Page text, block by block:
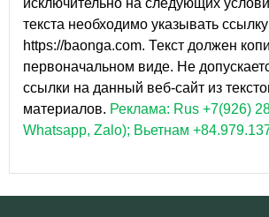
исключительно на следующих
текста необходимо указывать
https://baonga.com. Текст должен
первоначальном виде. Не
ссылки на данный веб-сайт из
материалов. Реклама: Rus +7(926)
Whatsapp, Zalo); Вьетнам